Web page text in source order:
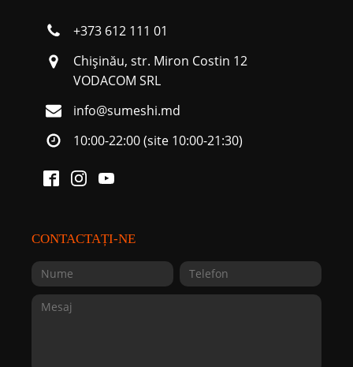
+373 612 111 01
Chişinău, str. Miron Costin 12
VODACOM SRL
info@sumeshi.md
10:00-22:00 (site 10:00-21:30)
CONTACTAȚI-NE